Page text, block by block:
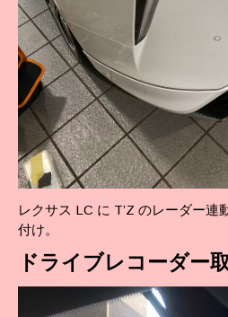
レクサス LC に T’Z のレーダー連
付け。
ドライブレコーダー